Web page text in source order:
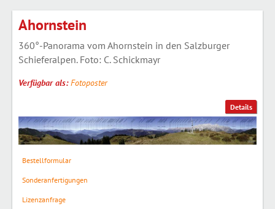
Details
Ahornstein
360°-Panorama vom Ahornstein in den Salzburger
Schieferalpen. Foto: C. Schickmayr
Verfügbar als:Fotoposter
Bestellformular
Sonderanfertigungen
Lizenzanfrage